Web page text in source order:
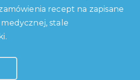
recept na zapisane
stale